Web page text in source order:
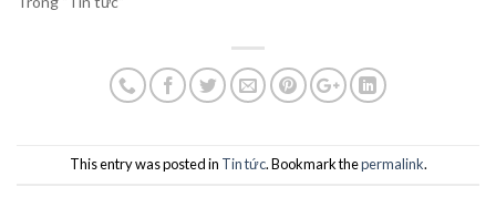
This entry was posted in Tin tức. Bookmark thepermalink.